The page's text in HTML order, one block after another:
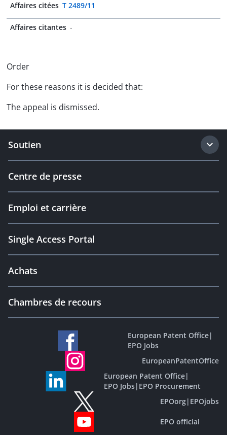
Affaires citées T 2489/11
Affaires citantes -
Order
For these reasons it is decided that:
The appeal is dismissed.
Soutien
Centre de presse
Emploi et carrière
Single Access Portal
Achats
Chambres de recours
European Patent Office|
EPO Jobs
EuropeanPatentOffice
European Patent Office|
EPO Jobs| EPO Procurement
EPOorg| EPOjobs
EPO official